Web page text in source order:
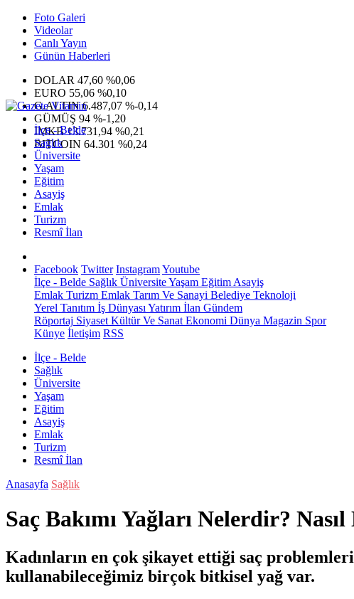
Foto Galeri
Videolar
Canlı Yayın
Günün Haberleri
DOLAR 47,60 %0,06
EURO 55,06 %0,10
G.ALTIN6.487,07 %-0,14
GÜMÜŞ 94 %-1,20
IMKB13.731,94 %0,21
BITCOIN 64.301 %0,24
İlçe - Belde
Sağlık
Üniversite
Yaşam
Eğitim
Asayiş
Emlak
Turizm
Resmî İlan
Facebook Twitter InstagramYoutube
İlçe - Belde Sağlık ÜniversiteYaşam Eğitim Asayiş
Emlak Turizm Emlak Tarım Ve Sanayi Belediye Teknoloji
Yerel Tanıtım İş Dünyası Yatırım İlan Gündem
Röportaj Siyaset Kültür Ve Sanat Ekonomi Dünya Magazin Spor
Künye İletişim RSS
İlçe - Belde
Sağlık
Üniversite
Yaşam
Eğitim
Asayiş
Emlak
Turizm
Resmî İlan
Anasayfa Sağlık
Saç Bakımı Yağları Nelerdir?
Kadınların en çok şikayet ettiği saç
kullanabileceğimiz birçok bitkisel yağ var.